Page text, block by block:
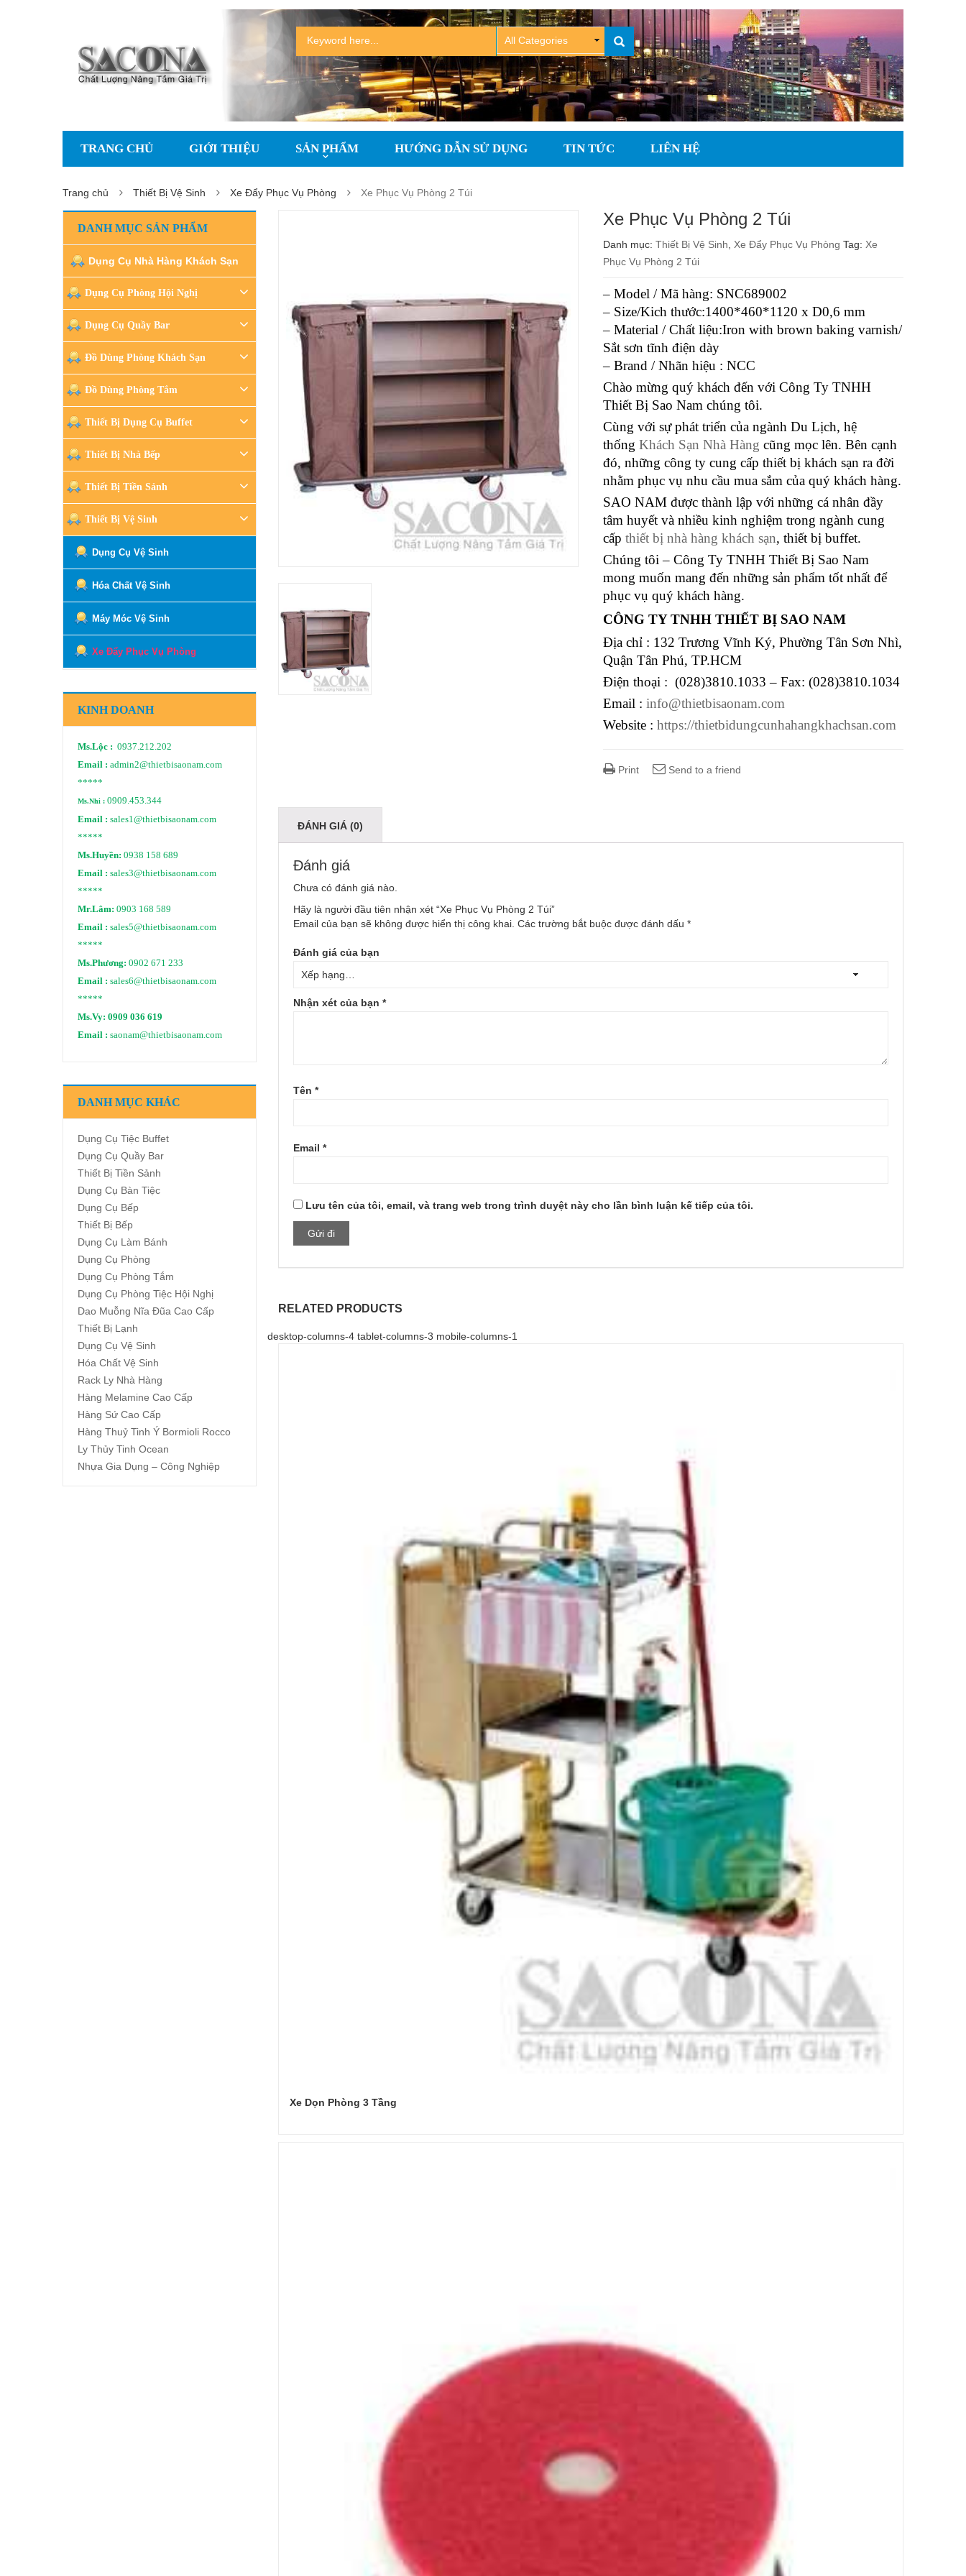
TRANG CHỦ GIỚI THIỆU SẢN PHẨM HƯỚNG DẪN SỬ DỤNG TIN TỨC LIÊN HỆ
Trang chủ Thiết Bị Vệ Sinh Xe Đẩy Phục Vụ Phòng Xe Phục Vụ Phòng 2 Túi
Xe Phục Vụ Phòng 2 Túi
Danh mục:Thiết Bị Vệ Sinh,Xe Đẩy Phục Vụ Phòng Tag:Xe
Phục Vụ Phòng 2 Túi
– Model / Mã hàng: SNC689002
– Size/Kich thước:1400*460*1120 x D0,6 mm
– Material / Chất liệu:Iron with brown baking varnish/
Sắt sơn tĩnh điện dày
– Brand / Nhãn hiệu : NCC
Chào mừng quý khách đến với Công Ty TNHH
Thiết Bị Sao Nam chúng tôi.
Cùng với sự phát triển của ngành Du Lịch, hệ
thốngKhách Sạn Nhà Hàng cũng mọc lên. Bên cạnh
đó, những công ty cung cấp thiết bị khách sạn ra đời
nhằm phục vụ nhu cầu mua sắm của quý khách hàng.
SAO NAM được thành lập với những cá nhân đầy
tâm huyết và nhiều kinh nghiệm trong ngành cung
cấpthiết bị nhà hàng khách sạn, thiết bị buffet.
Chúng tôi – Công Ty TNHH Thiết Bị Sao Nam
mong muốn mang đến những sản phẩm tốt nhất để
phục vụ quý khách hàng.
CÔNG TY TNHH THIẾT BỊ SAO NAM
Địa chỉ : 132 Trương Vĩnh Ký, Phường Tân Sơn Nhì,
Quận Tân Phú, TP.HCM
Điện thoại : (028)3810.1033 – Fax: (028)3810.1034
Email :info@thietbisaonam.com
Website :https://thietbidungcunhahangkhachsan.com
Print Send to a friend
ĐÁNH GIÁ (0)
Đánh giá
Chưa có đánh giá nào.
Hãy là người đầu tiên nhận xét “Xe Phục Vụ Phòng 2 Túi”
Email của bạn sẽ không được hiển thị công khai. Các trường bắt buộc được đánh dấu *
Đánh giá của bạn
Nhận xét của bạn *
Tên *
Email *
Lưu tên của tôi, email, và trang web trong trình duyệt này cho lần bình luận kế tiếp của tôi.
RELATED PRODUCTS
desktop-columns-4 tablet-columns-3 mobile-columns-1
Xe Dọn Phòng 3 Tầng
DANH MỤC SẢN PHẨM
Dụng Cụ Nhà Hàng Khách Sạn
Dụng Cụ Phòng Hội Nghị
Dụng Cụ Quầy Bar
Đồ Dùng Phòng Khách Sạn
Đồ Dùng Phòng Tắm
Thiết Bị Dụng Cụ Buffet
Thiết Bị Nhà Bếp
Thiết Bị Tiền Sảnh
Thiết Bị Vệ Sinh
Dụng Cụ Vệ Sinh
Hóa Chất Vệ Sinh
Máy Móc Vệ Sinh
Xe Đẩy Phục Vụ Phòng
KINH DOANH
Ms.Lộc : 0937.212.202
Email : admin2@thietbisaonam.com
*****
Ms.Nhi : 0909.453.344
Email : sales1@thietbisaonam.com
*****
Ms.Huyền: 0938 158 689
Email : sales3@thietbisaonam.com
*****
Mr.Lâm: 0903 168 589
Email : sales5@thietbisaonam.com
*****
Ms.Phương: 0902 671 233
Email : sales6@thietbisaonam.com
*****
Ms.Vy: 0909 036 619
Email : saonam@thietbisaonam.com
DANH MỤC KHÁC
Dụng Cụ Tiệc Buffet
Dụng Cụ Quầy Bar
Thiết Bị Tiền Sảnh
Dụng Cụ Bàn Tiệc
Dụng Cụ Bếp
Thiết Bị Bếp
Dụng Cụ Làm Bánh
Dụng Cụ Phòng
Dụng Cụ Phòng Tắm
Dụng Cụ Phòng Tiệc Hội Nghị
Dao Muỗng Nĩa Đũa Cao Cấp
Thiết Bị Lạnh
Dụng Cụ Vệ Sinh
Hóa Chất Vệ Sinh
Rack Ly Nhà Hàng
Hàng Melamine Cao Cấp
Hàng Sứ Cao Cấp
Hàng Thuỷ Tinh Ý Bormioli Rocco
Ly Thủy Tinh Ocean
Nhựa Gia Dụng – Công Nghiệp